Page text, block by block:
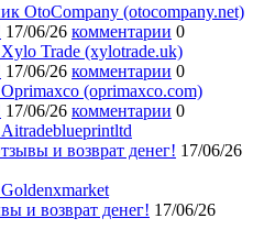
OtoCompany (otocompany.net)
17/06/26 комментарии 0
Trade (xylotrade.uk)
17/06/26 комментарии 0
(oprimaxco.com)
17/06/26 комментарии 0
и возврат денег! 17/06/26
и возврат денег! 17/06/26